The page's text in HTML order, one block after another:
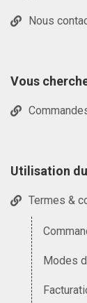
Nous
Vous
Utilisation
Termes &
Modes